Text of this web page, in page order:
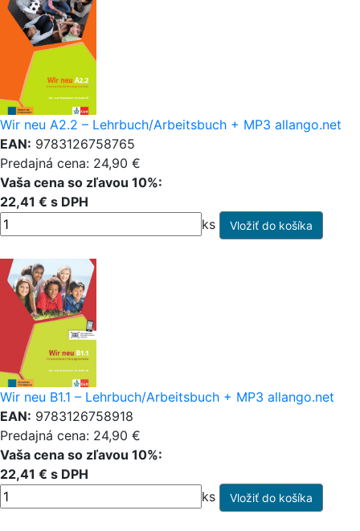
Wir neu A2.2 – Lehrbuch/Arbeitsbuch + MP3 allango.net
EAN: 9783126758765
Predajná cena: 24,90 €
Vaša cena so zľavou 10%:
22,41 € s DPH
ks
Wir neu B1.1 – Lehrbuch/Arbeitsbuch + MP3 allango.net
EAN: 9783126758918
Predajná cena: 24,90 €
Vaša cena so zľavou 10%:
22,41 € s DPH
ks